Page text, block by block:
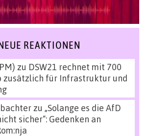
REAKTIONEN
zu DSW21 rechnet mit 700
zusätzlich für Infrastruktur und
zu „Solange es die AfD
sicher“: Gedenken an